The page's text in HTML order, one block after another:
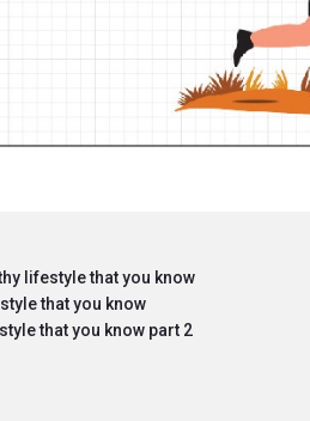
lifestyle that you know
that you know
that you know part 2